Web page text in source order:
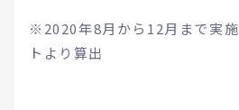
※2020年8月から12月まで実
トより算出